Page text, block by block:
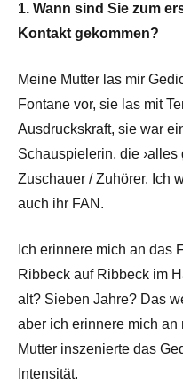
1. Wann sind Sie zum
Kontakt gekommen?
Meine Mutter las mir
Fontane vor, sie las mit
Ausdruckskraft, sie war
Schauspielerin, die ›alles
Zuschauer / Zuhörer. Ich
auch ihr FAN.
Ich erinnere mich an das
Ribbeck auf Ribbeck im
alt? Sieben Jahre? Das
aber ich erinnere mich
Mutter inszenierte das
Intensität.